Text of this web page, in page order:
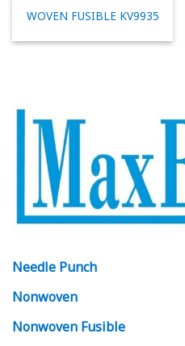
WOVEN FUSIBLE KV9935
Needle Punch
Nonwoven
Nonwoven Fusible